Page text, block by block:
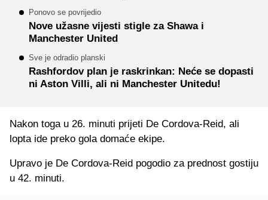
Ponovo se povrijedio
Nove užasne vijesti stigle za Shawa i
Manchester United
Sve je odradio planski
Rashfordov plan je raskrinkan: Neće se dopasti
ni Aston Villi, ali ni Manchester Unitedu!
Nakon toga u 26. minuti prijeti De Cordova-Reid, ali
lopta ide preko gola domaće ekipe.
Upravo je De Cordova-Reid pogodio za prednost gostiju
u 42. minuti.